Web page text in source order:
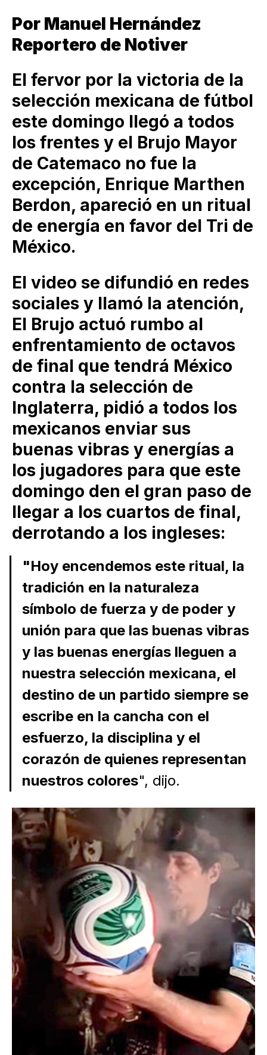
Por Manuel Hernández
Reportero de Notiver
El fervor por la victoria de la
selección mexicana de fútbol
este domingo llegó a todos
los frentes y el Brujo Mayor
de Catemaco no fue la
excepción, Enrique Marthen
Berdon, apareció en un ritual
de energía en favor del Tri de
México.
El video se difundió en redes
sociales y llamó la atención,
El Brujo actuó rumbo al
enfrentamiento de octavos
de final que tendrá México
contra la selección de
Inglaterra, pidió a todos los
mexicanos enviar sus
buenas vibras y energías a
los jugadores para que este
domingo den el gran paso de
llegar a los cuartos de final,
derrotando a los ingleses:
"Hoy encendemos este ritual, la
tradición en la naturaleza
símbolo de fuerza y de poder y
unión para que las buenas vibras
y las buenas energías lleguen a
nuestra selección mexicana, el
destino de un partido siempre se
escribe en la cancha con el
esfuerzo, la disciplina y el
corazón de quienes representan
nuestros colores", dijo.